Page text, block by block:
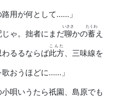
用が何として……」
じゃ。拙者にまだ聊
いささ
かの蓄
たくわ
え
るるならば此方
こんた
、三味線を
おうほどに……」
唄いうたら祇園、島原でも